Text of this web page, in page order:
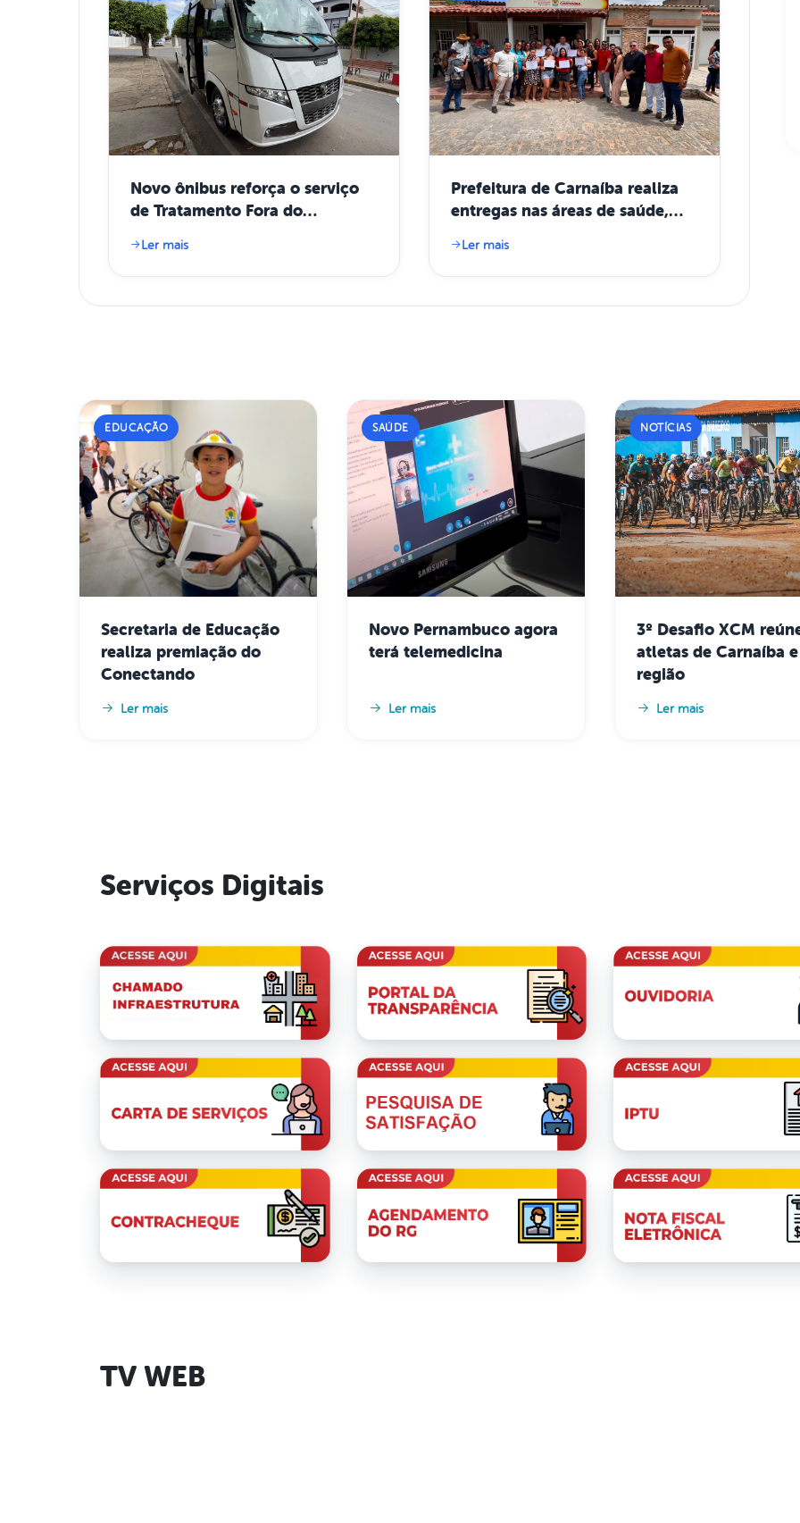
Novo ônibus reforça o serviço
de Tratamento Fora do
Ler mais
Prefeitura de Carnaíba realiza
entregas nas áreas de saúde,
Ler mais
EDUCAÇÃO
Secretaria de Educação
realiza premiação do
Conectando
Ler mais
SAÚDE
Novo Pernambuco agora
terá telemedicina
Ler mais
NOTÍCIAS
3º Desafio XCM reúne
atletas de Carnaíba e
região
Ler mais
Serviços Digitais
TV WEB